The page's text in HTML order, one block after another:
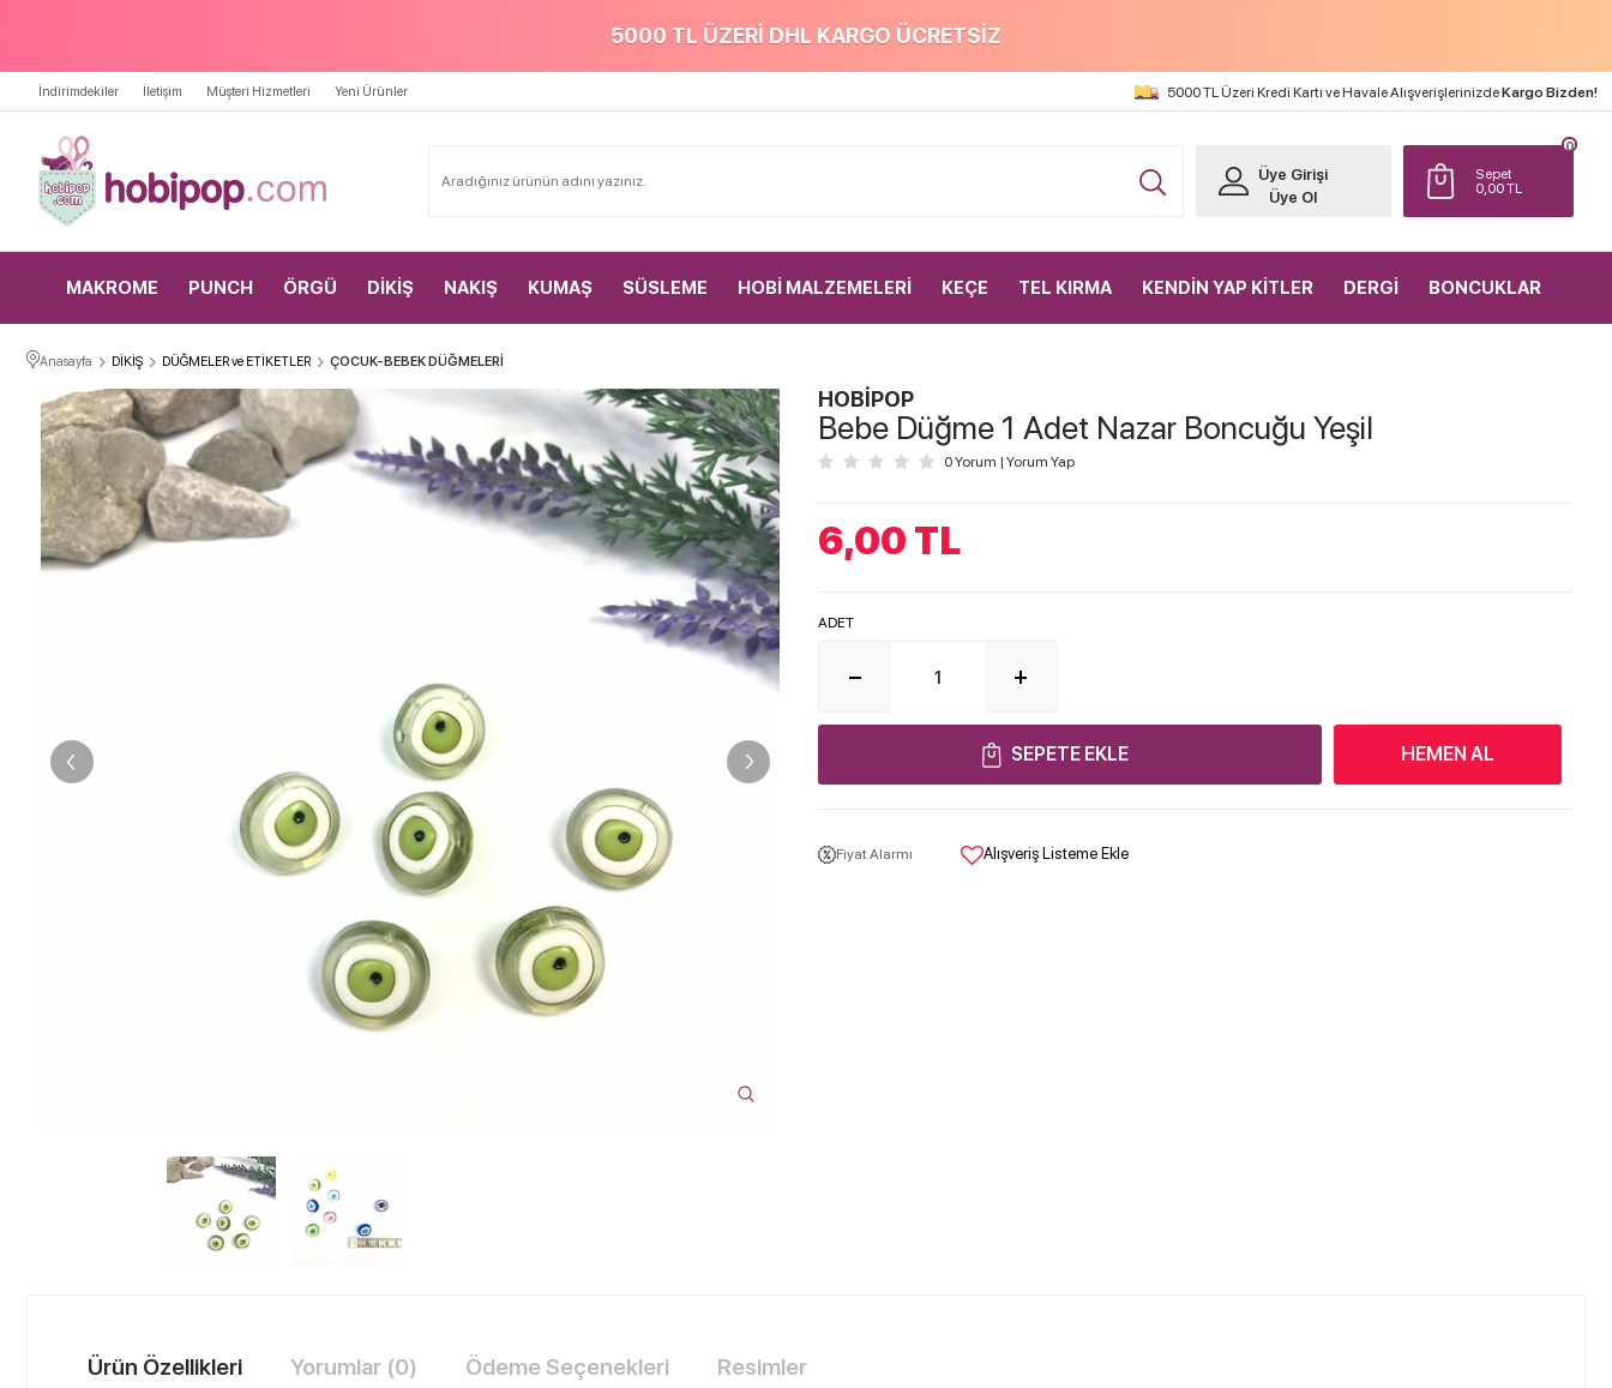
5000 TL ÜZERİ DHL KARGO ÜCRETSİZ
İndirimdekiler İletişim Müşteri Hizmetleri Yeni Ürünler 5000 TL Üzeri Kredi Kartı ve Havale AlışverişlerinizdeKargo Bizden!
Sepet
0,00TL
0
Üye Girişi
Üye Ol
MAKROME PUNCH ÖRGÜ DİKİŞ NAKIŞ KUMAŞ SÜSLEME HOBİ MALZEMELERİ KEÇE TEL KIRMA KENDİN YAP KİTLER DERGİ BONCUKLAR
Anasayfa DİKİŞ DÜĞMELER ve ETİKETLER ÇOCUK-BEBEK DÜĞMELERİ
HOBİPOP
Bebe Düğme 1 Adet Nazar Boncuğu Yeşil
0 Yorum | Yorum Yap
6,00 TL
ADET
SEPETE EKLE HEMEN AL
Fiyat Alarmı Alışveriş Listeme Ekle
Ürün Özellikleri Yorumlar (0) Ödeme Seçenekleri Resimler